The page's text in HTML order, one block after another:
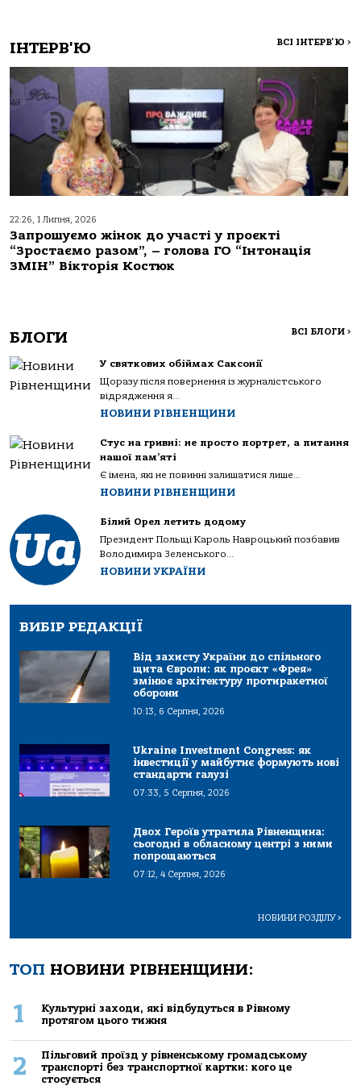
ІНТЕРВ'Ю ВСІ ІНТЕРВ'Ю >
22:26, 1 Липня, 2026
Запрошуємо жінок до участі у проєкті
“Зростаємо разом”, – голова ГО “Інтонація
ЗМІН” Вікторія Костюк
БЛОГИ ВСІ БЛОГИ >
У святкових обіймах Саксонії
Щоразу після повернення із журналістського
відрядження я...
НОВИНИ РІВНЕНЩИНИ
Стус на гривні: не просто портрет, а питання
нашої пам’яті
Є імена, які не повинні залишатися лише...
НОВИНИ РІВНЕНЩИНИ
Білий Орел летить додому
Президент Польщі Кароль Навроцький позбавив
Володимира Зеленського...
НОВИНИ УКРАЇНИ
ВИБІР РЕДАКЦІЇ
Від захисту України до спільного
щита Європи: як проєкт «Фрея»
змінює архітектуру протиракетної
оборони
10:13, 6 Серпня, 2026
Ukraine Investment Congress: як
інвестиції у майбутнє формують нові
стандарти галузі
07:33, 5 Серпня, 2026
Двох Героїв утратила Рівненщина:
сьогодні в обласному центрі з ними
попрощаються
07:12, 4 Серпня, 2026
НОВИНИ РОЗДІЛУ>
ТОП НОВИНИ РІВНЕНЩИНИ:
1
Культурні заходи, які відбудуться в Рівному
протягом цього тижня
2
Пільговий проїзд у рівненському громадському
транспорті без транспортної картки: кого це
стосується